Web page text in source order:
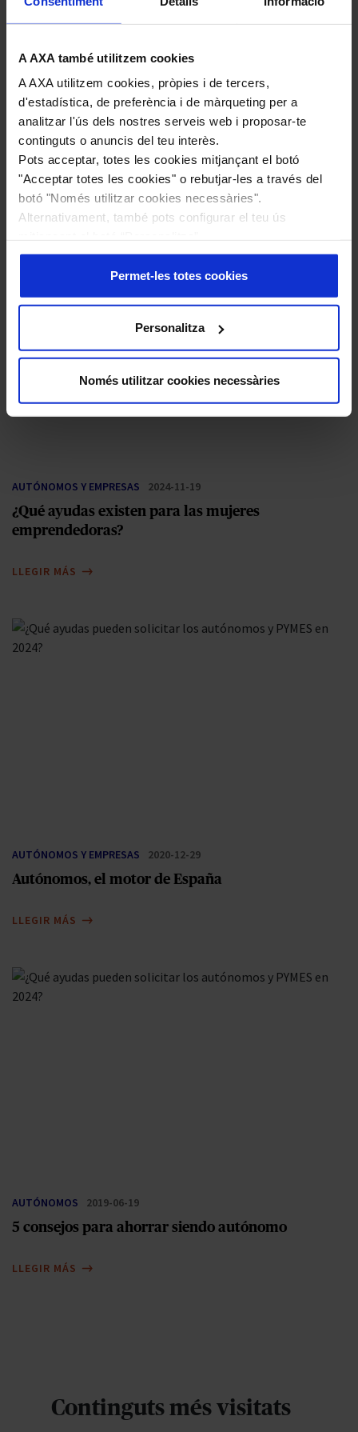
A AXA també utilitzem cookies
A AXA utilitzem cookies, pròpies i de tercers,
d'estadística, de preferència i de màrqueting per a
analitzar l'ús dels nostres serveis web i proposar-te
continguts o anuncis del teu interès.
Pots acceptar, totes les cookies mitjançant el botó
"Acceptar totes les cookies" o rebutjar-les a través del
botó "Només utilitzar cookies necessàries".
Alternativament, també pots configurar el teu ús
Més informació en la nostraPolítica de Cookies.
Permet-les totes cookies
Personalitza
Només utilitzar cookies necessàries
Continguts relacionats
AUTÓNOMOS Y EMPRESAS 2024-11-19
¿Qué ayudas existen para las mujeres
emprendedoras?
LLEGIR MÁS
AUTÓNOMOS Y EMPRESAS 2020-12-29
Autónomos, el motor de España
LLEGIR MÁS
AUTÓNOMOS 2019-06-19
5 consejos para ahorrar siendo autónomo
LLEGIR MÁS
Continguts més visitats